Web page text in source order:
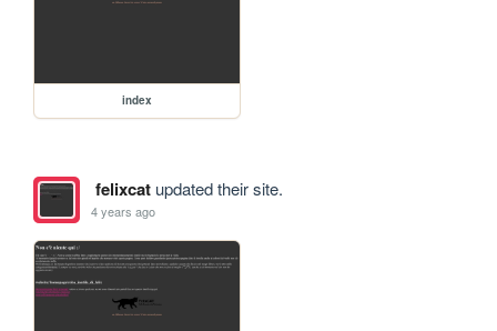
index
felixcatupdated their site.
4 years ago